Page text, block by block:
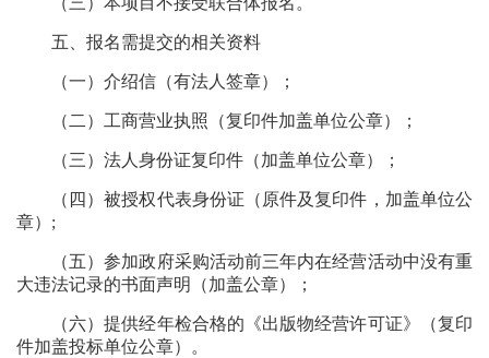
五、报名需提交的相关资料
（一）介绍信（有法人签章）；
（二）工商营业执照（复印件加盖单位公章）；
（三）法人身份证复印件（加盖单位公章）；
（四）被授权代表身份证（原件及复印件，加盖单位公
章）;
（五）参加政府采购活动前三年内在经营活动中没有重
大违法记录的书面声明（加盖公章）；
（六）提供经年检合格的《出版物经营许可证》（复印
件加盖投标单位公章）。